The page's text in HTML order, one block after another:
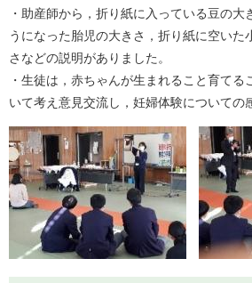
・助産師から，折り紙に入っている豆の大
うになった胎児の大きさ，折り紙に空いた
さなどの説明がありました。
・生徒は，赤ちゃんが生まれること育てる
いて考え意見交流し，妊婦体験についての